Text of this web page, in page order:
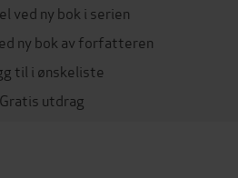
ved ny bok i serien
ny bok av forfatteren
til i ønskeliste
Gratis utdrag